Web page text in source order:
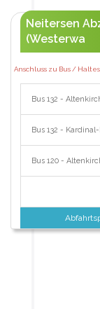
Neitersen
(Westerwa
Anschluss zu Bus /
Bus 132 -
Bus 132 -
Bus 120 -